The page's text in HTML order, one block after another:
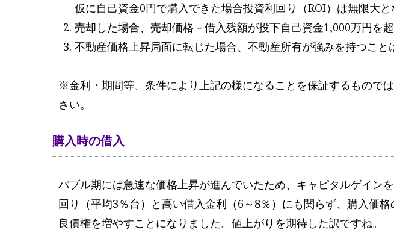
仮に自己資金0円で購入できた場合投資利回り（ROI）は無限大と
売却した場合、売却価格－借入残額が投下自己資金1,000万円を
不動産価格上昇局面に転じた場合、不動産所有が強みを持つこと
※金利・期間等、条件により上記の様になることを保証するもので
さい。
購入時の借入
バブル期には急速な価格上昇が進んでいたため、キャピタルゲイン
回り（平均3％台）と高い借入金利（6～8％）にも関らず、購入価
良債権を増やすことになりました。値上がりを期待した訳ですね。